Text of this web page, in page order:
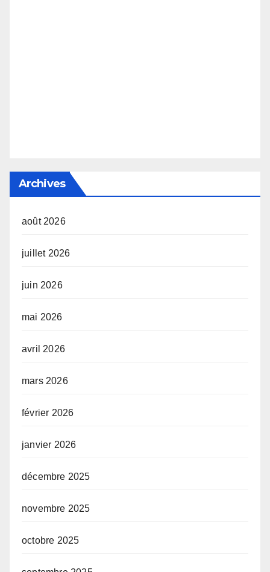
Archives
août 2026
juillet 2026
juin 2026
mai 2026
avril 2026
mars 2026
février 2026
janvier 2026
décembre 2025
novembre 2025
octobre 2025